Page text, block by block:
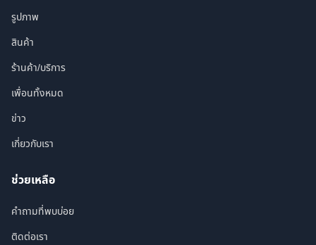
รูปภาพ
สินค้า
ร้านค้า/บริการ
เพื่อนทั้งหมด
ข่าว
เกี่ยวกับเรา
ช่วยเหลือ
คำถามที่พบบ่อย
ติดต่อเรา